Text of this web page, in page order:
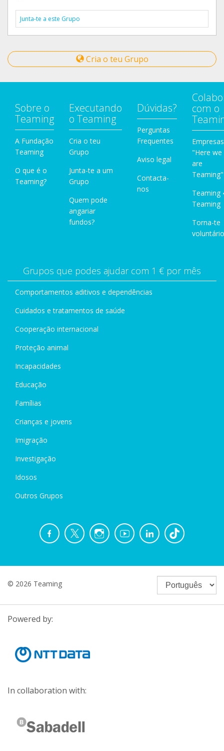
Junta-te a este Grupo
Cria o teu Grupo
Sobre o
Teaming
A Fundação
Teaming
O que é o
Teaming?
Executando
o Teaming
Cria o teu
Grupo
Junta-te a um
Grupo
Quem pode
angariar
fundos?
Dúvidas?
Perguntas
Frequentes
Aviso legal
Contacta-
nos
com o
Empresas
"Here we
are
Teaming"
Teaming
Teaming
Torna-te
Grupos que podes ajudar com 1 € por mês
Comportamentos aditivos e dependências
Cuidados e tratamentos de saúde
Cooperação internacional
Proteção animal
Incapacidades
Educação
Famílias
Crianças e jovens
Imigração
Investigação
Idosos
Outros Grupos
© 2026 Teaming
Powered by:
In collaboration with: